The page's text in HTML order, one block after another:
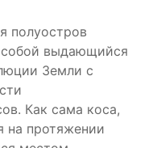
полуостров
собой выдающийся
Земли с
Как сама коса,
на протяжении